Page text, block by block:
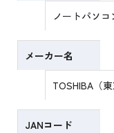
ノートパソコ
メーカー名
TOSHIBA（東
JANコード